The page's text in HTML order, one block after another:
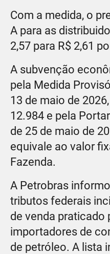
Com a medida, o
A para as
2,57 para R$ 2,61
A subvenção
pela Medida
13 de maio de
12.984 e pela
de 25 de maio de
equivale ao valor
Fazenda.
A Petrobras
tributos federais
de venda praticado
importadores de
de petróleo. A lista